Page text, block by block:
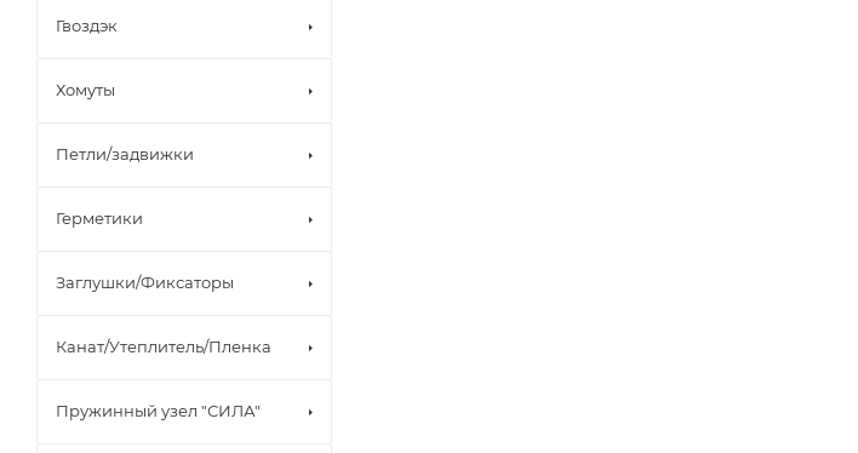
Гвоздэк
Хомуты
Петли/задвижки
Герметики
Заглушки/Фиксаторы
Канат/Утеплитель/Пленка
Пружинный узел "СИЛА"